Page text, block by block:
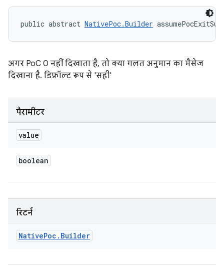
public abstract NativePoc.Builder
अगर PoC 0 नहीं दिखाता है, तो क्या गलत अनुमान का मैसेज
दिखाना है. डिफ़ॉल्ट रूप से 'सही'
पैरामीटर
value
boolean
रिटर्न
NativePoc . Builder